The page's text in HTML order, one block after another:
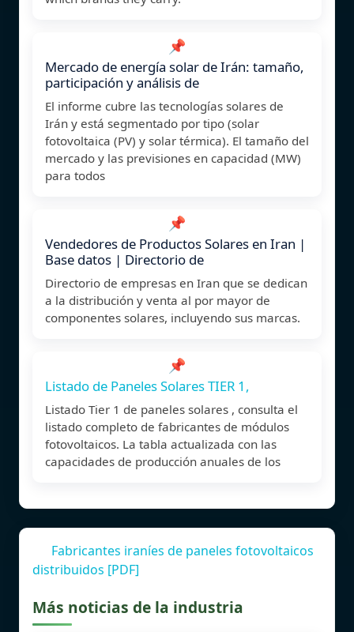
📌
Mercado de energía solar de Irán: tamaño,
participación y análisis de
El informe cubre las tecnologías solares de
Irán y está segmentado por tipo (solar
fotovoltaica (PV) y solar térmica). El tamaño del
mercado y las previsiones en capacidad (MW)
para todos
📌
Vendedores de Productos Solares en Iran |
Base datos | Directorio de
Directorio de empresas en Iran que se dedican
a la distribución y venta al por mayor de
componentes solares, incluyendo sus marcas.
📌
Listado de Paneles Solares TIER 1,
Listado Tier 1 de paneles solares , consulta el
listado completo de fabricantes de módulos
fotovoltaicos. La tabla actualizada con las
capacidades de producción anuales de los
Fabricantes iraníes de paneles fotovoltaicos
distribuidos [PDF]
Más noticias de la industria